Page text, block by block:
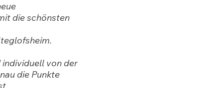
die schönsten
individuell von der
die Punkte